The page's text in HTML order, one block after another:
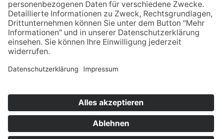
Philosophie
Terminbuchung
Kontakt
Datenschutz